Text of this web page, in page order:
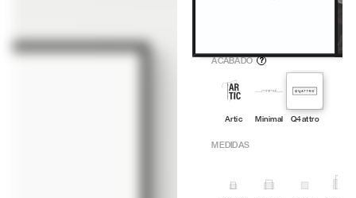
ACABADO ?
Artic Minimal Q4attro
MEDIDAS